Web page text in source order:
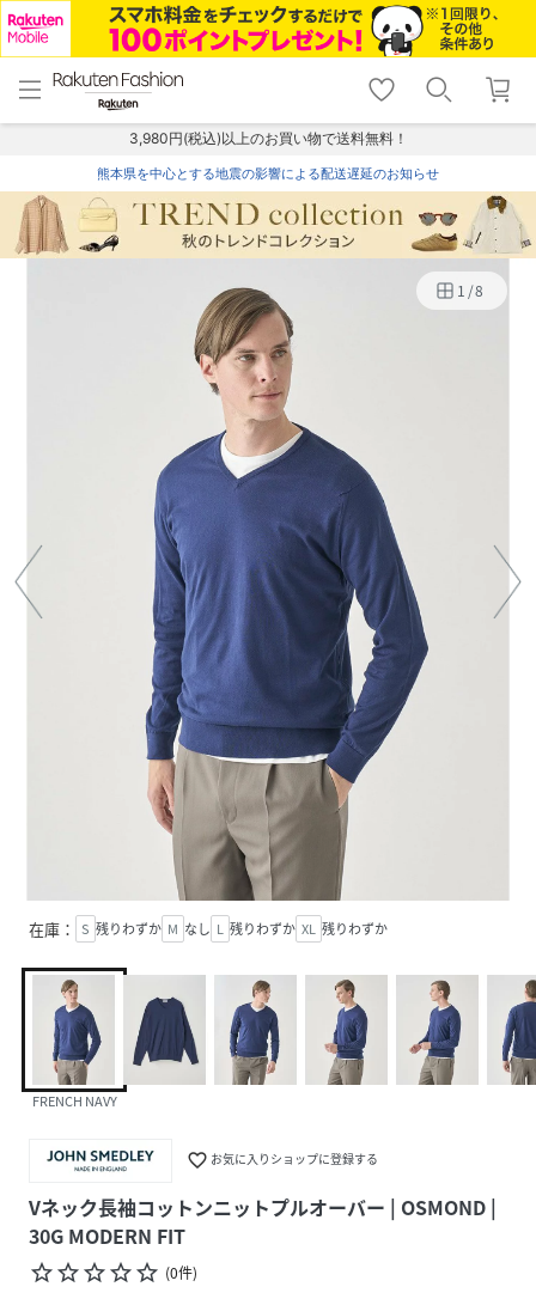
menu home
トップ
shopping_cart lock_outline
ログイン
3,980円(税込)以上のお買い物で送料無料！
熊本県を中心とする地震の影響による配送遅延のお知らせ
1 /8
在庫： S 残りわずか M なし L 残りわずか XL 残りわずか
FRENCH NAVY
favorite_border お気に入りショップに登録する
Vネック長袖コットンニットプルオーバー | OSMOND |
30G MODERN FIT
star_borderstar_borderstar_borderstar_borderstar_border (0件)